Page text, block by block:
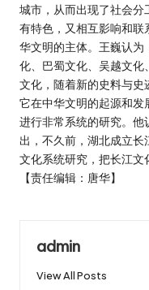
城市，从而出现了社会
有特色，又相互影响和
华文明的主体。王巍认
化、巴蜀文化、吴越文
文化，随着新的史料与史
它在中华文明的起源和
进行非常系统的研究。
出，不久前，湖北成立
文化系统研究，把长江文
【责任编辑：唐华】
admin
View All Posts